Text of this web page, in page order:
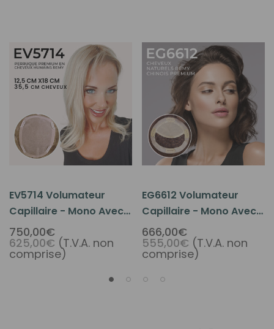
EV5714 Volumateur
Capillaire - Mono Avec
Bordure De Revêtement
Polyuréthane - Cheveux
Humains De Qualité
750,00€
625,00€ (T.V.A. non
comprise)
EG6612 Volumateur
Capillaire - Mono Avec
Bordure De Revêtement
Polyuréthane - Cheveux
Humains De Qualité
Supérieure
666,00€
555,00€ (T.V.A. non
comprise)